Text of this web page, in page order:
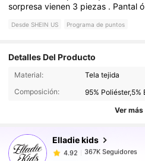
sorpresavienen 3 piezas . Pantaló
Desde SHEIN US Programa de puntos
Detalles Del Producto
Material:
Tela tejida
Composición:
95% Poliéster,5%
Ver más
Elladie kids
367K Seguidores
4.92
367K Seguidores
c***h
pagó Hace 3 horas